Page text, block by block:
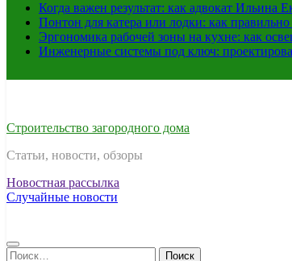
Когда важен результат: как адвокат Ильина
Понтон для катера или лодки: как
Эргономика рабочей зоны на кухне: как
Инженерные системы под ключ:
Строительство загородного дома
Статьи, новости, обзоры
Новостная рассылка
Случайные новости
Найти: